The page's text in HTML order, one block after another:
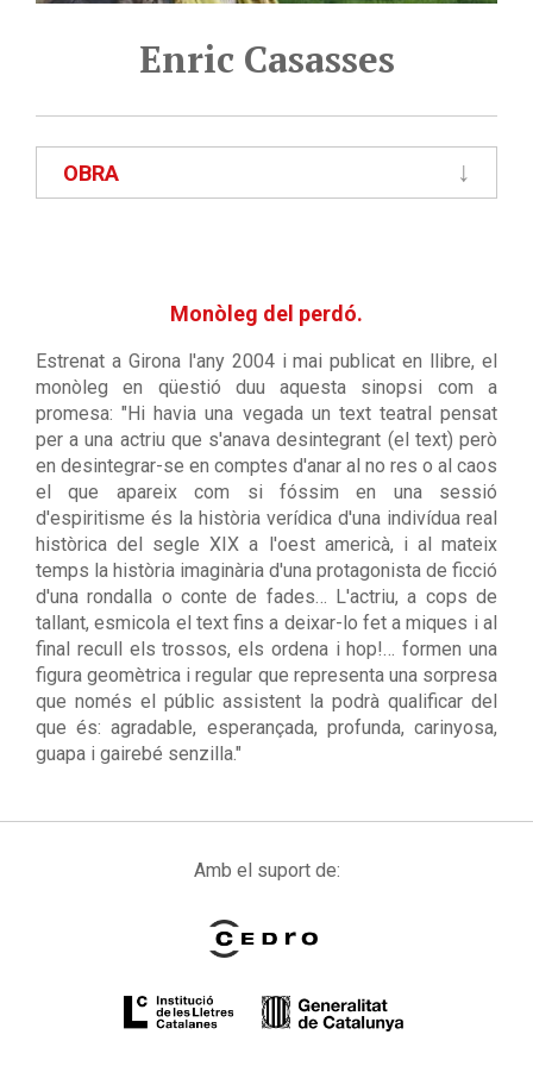
Enric Casasses
OBRA
Monòleg del perdó.
Estrenat a Girona l'any 2004 i mai publicat en llibre, el
monòleg en qüestió duu aquesta sinopsi com a
promesa: "Hi havia una vegada un text teatral pensat
per a una actriu que s'anava desintegrant (el text) però
en desintegrar-se en comptes d'anar al no res o al caos
el que apareix com si fóssim en una sessió
d'espiritisme és la història verídica d'una indivídua real
històrica del segle XIX a l'oest americà, i al mateix
temps la història imaginària d'una protagonista de ficció
d'una rondalla o conte de fades… L'actriu, a cops de
tallant, esmicola el text fins a deixar-lo fet a miques i al
final recull els trossos, els ordena i hop!… formen una
figura geomètrica i regular que representa una sorpresa
que només el públic assistent la podrà qualificar del
que és: agradable, esperançada, profunda, carinyosa,
guapa i gairebé senzilla."
Amb el suport de: